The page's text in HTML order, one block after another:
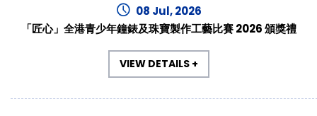
08 Jul, 2026
「匠心」全港青少年鐘錶及珠寶製作工藝比賽 2026 頒獎禮
VIEW DETAILS +